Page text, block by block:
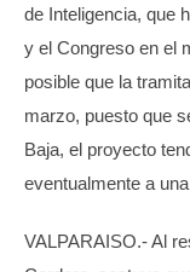
de Inteligencia, que
y el Congreso en el
posible que la
marzo, puesto que
Baja, el proyecto
eventualmente a
VALPARAISO.- Al